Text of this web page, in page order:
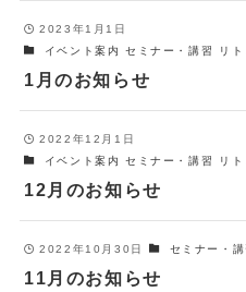
2023年1月1日
イベント案内 セミナー・講習 リ
1月のお知らせ
2022年12月1日
イベント案内 セミナー・講習 リ
12月のお知らせ
2022年10月30日 セミナー・
11月のお知らせ